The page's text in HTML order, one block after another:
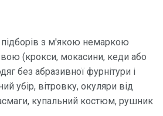
підборів з м'якою немаркою
(крокси, мокасини, кеди або
без абразивної фурнітури і
убір, вітровку, окуляри від
купальний костюм, рушник